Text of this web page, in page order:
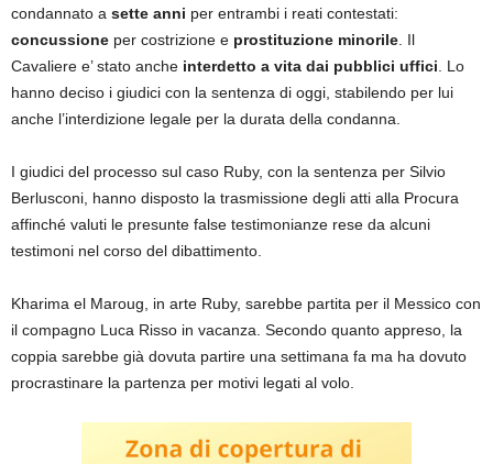
condannato a sette anni per entrambi i reati contestati:
concussione per costrizione e prostituzione minorile . Il
Cavaliere e’ stato anche interdetto a vita dai pubblici uffici . Lo
hanno deciso i giudici con la sentenza di oggi, stabilendo per lui
anche l’interdizione legale per la durata della condanna.
I giudici del processo sul caso Ruby, con la sentenza per Silvio
Berlusconi, hanno disposto la trasmissione degli atti alla Procura
affinché valuti le presunte false testimonianze rese da alcuni
testimoni nel corso del dibattimento.
Kharima el Maroug, in arte Ruby, sarebbe partita per il Messico con
il compagno Luca Risso in vacanza. Secondo quanto appreso, la
coppia sarebbe già dovuta partire una settimana fa ma ha dovuto
procrastinare la partenza per motivi legati al volo.